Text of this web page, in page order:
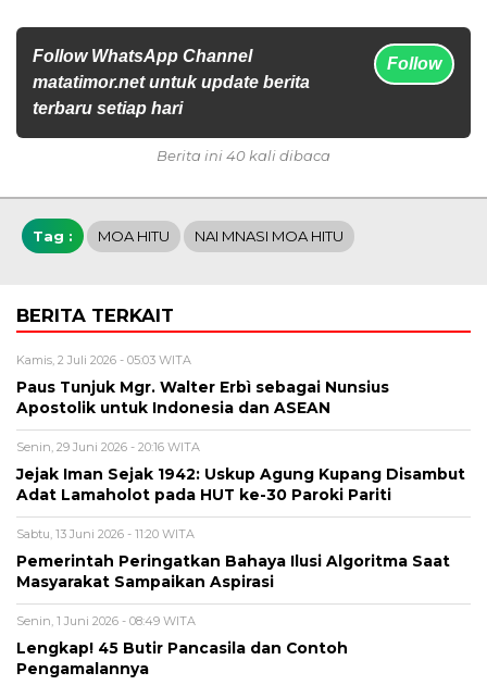
Follow WhatsApp Channel
matatimor.net untuk update berita
terbaru setiap hari
Follow
Berita ini 40 kali dibaca
Tag : MOA HITU NAI MNASI MOA HITU
BERITA TERKAIT
Kamis, 2 Juli 2026 - 05:03 WITA
Paus Tunjuk Mgr. Walter Erbì sebagai Nunsius
Apostolik untuk Indonesia dan ASEAN
Senin, 29 Juni 2026 - 20:16 WITA
Jejak Iman Sejak 1942: Uskup Agung Kupang Disambut
Adat Lamaholot pada HUT ke-30 Paroki Pariti
Sabtu, 13 Juni 2026 - 11:20 WITA
Pemerintah Peringatkan Bahaya Ilusi Algoritma Saat
Masyarakat Sampaikan Aspirasi
Senin, 1 Juni 2026 - 08:49 WITA
Lengkap! 45 Butir Pancasila dan Contoh
Pengamalannya